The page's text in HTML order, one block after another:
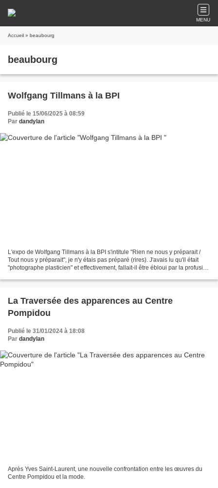
MENU
Accueil » beaubourg
beaubourg
Wolfgang Tillmans à la BPI
Publié le 15/06/2025 à 08:59
Par dandylan
L'expo de Wolfgang Tillmans à la BPI s'intitule "Rien ne nous y préparait /
Tout nous y préparait", je n'y étais pas préparé (rires). J'avais lu qu'il était
"photographe plasticien" et effectivement, fallait-il être ébloui par la profusion
La Traversée des apparences au Centre
Pompidou
Publié le 31/01/2024 à 18:08
Par dandylan
Après Yves Saint-Laurent, une nouvelle confrontation entre les œuvres du
Centre Pompidou et la mode.